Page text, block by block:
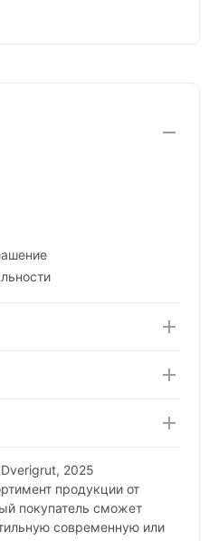
2025
продукции от
покупатель сможет
современную или